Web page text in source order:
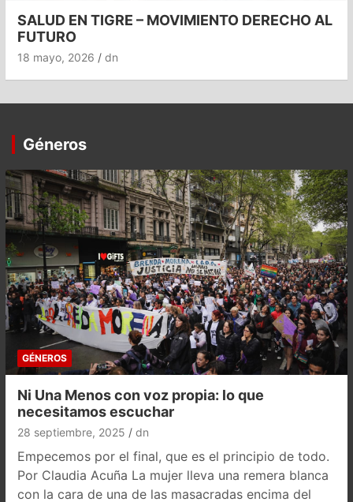
SALUD EN TIGRE – MOVIMIENTO DERECHO AL
FUTURO
18 mayo, 2026 dn
Géneros
GÉNEROS
Ni Una Menos con voz propia: lo que
necesitamos escuchar
28 septiembre, 2025 dn
Empecemos por el final, que es el principio de todo.
Por Claudia Acuña La mujer lleva una remera blanca
con la cara de una de las masacradas encima del